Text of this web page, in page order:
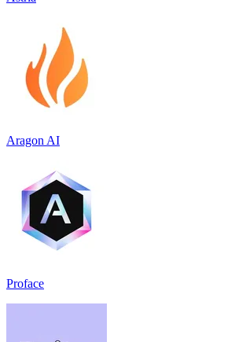
Aragon AI
Proface